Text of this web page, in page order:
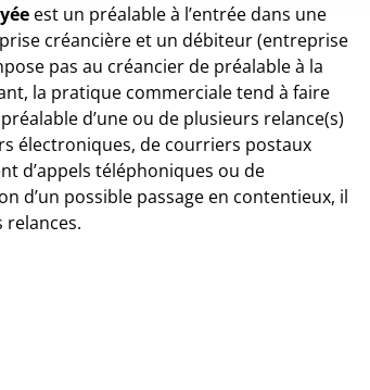
est un préalable à l’entrée dans une
créancière et un débiteur (entreprise
pas au créancier de préalable à la
la pratique commerciale tend à faire
d’une ou de plusieurs relance(s)
électroniques, de courriers postaux
d’appels téléphoniques ou de
d’un possible passage en contentieux, il
relances.